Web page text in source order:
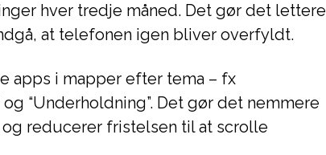
hver tredje måned. Det gør det lettere
at telefonen igen bliver overfyldt.
apps i mapper efter tema – fx
og “Underholdning”. Det gør det nemmere
reducerer fristelsen til at scrolle